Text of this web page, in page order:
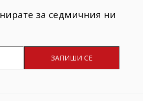
за седмичния ни